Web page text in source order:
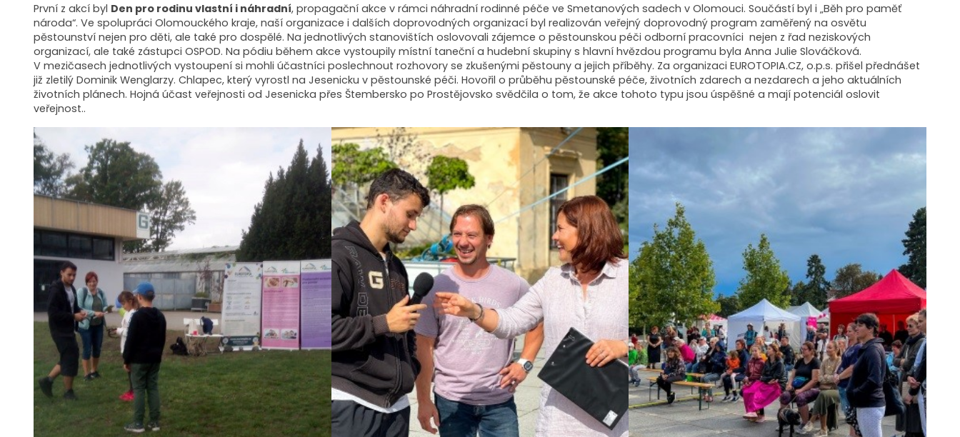
První z akcí byl Den pro rodinu vlastní i náhradní, propagační akce v rámci náhradní rodinné péče ve Smetanových sadech v Olomouci. Součástí byl i „Běh pro paměť
národa“. Ve spolupráci Olomouckého kraje, naší organizace i dalších doprovodných organizací byl realizován veřejný doprovodný program zaměřený na osvětu
pěstounství nejen pro děti, ale také pro dospělé. Na jednotlivých stanovištích oslovovali zájemce o pěstounskou péči odborní pracovníci nejen z řad neziskových
organizací, ale také zástupci OSPOD. Na pódiu během akce vystoupily místní taneční a hudební skupiny s hlavní hvězdou programu byla Anna Julie Slováčková.
V mezičasech jednotlivých vystoupení si mohli účastníci poslechnout rozhovory se zkušenými pěstouny a jejich příběhy. Za organizaci EUROTOPIA.CZ, o.p.s. přišel přednášet
již zletilý Dominik Wenglarzy. Chlapec, který vyrostl na Jesenicku v pěstounské péči. Hovořil o průběhu pěstounské péče, životních zdarech a nezdarech a jeho aktuálních
životních plánech. Hojná účast veřejnosti od Jesenicka přes Štembersko po Prostějovsko svědčila o tom, že akce tohoto typu jsou úspěšné a mají potenciál oslovit
veřejnost..